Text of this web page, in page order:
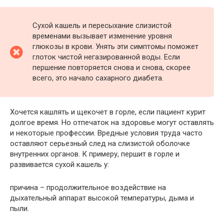
Сухой кашель и пересыхание слизистой
временами вызывает изменение уровня
глюкозы в крови. Унять эти симптомы поможет
глоток чистой негазированной воды. Если
першение повторяется снова и снова, скорее
всего, это начало сахарного диабета.
Хочется кашлять и щекочет в горле, если пациент курит
долгое время. Но отпечаток на здоровье могут оставлять
и некоторые профессии. Вредные условия труда часто
оставляют серьезный след на слизистой оболочке
внутренних органов. К примеру, першит в горле и
развивается сухой кашель у:
причина – продолжительное воздействие на
дыхательный аппарат высокой температуры, дыма и
пыли.